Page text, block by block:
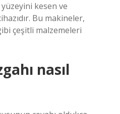
kesen ve
Bu makineler,
çeşitli malzemeleri
nasıl